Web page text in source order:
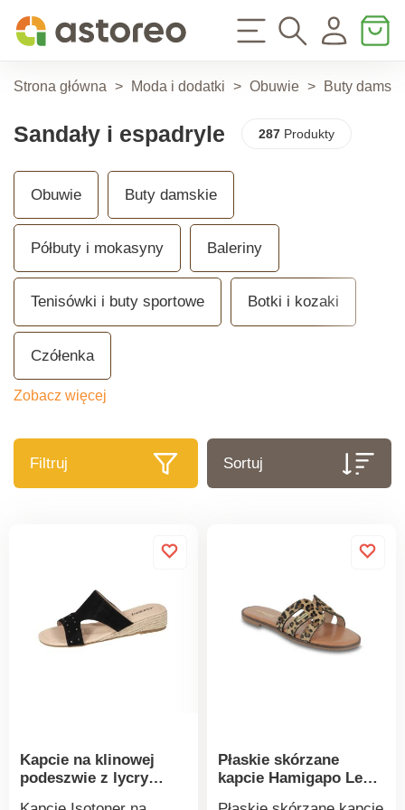
Strona główna > Moda i dodatki > Obuwie > Buty
Sandały i espadryle 287Produkty
Obuwie Buty damskie
Półbuty i mokasyny Baleriny
Tenisówki i buty sportowe Botki i kozaki
Czółenka
Zobacz więcej
Filtruj Sortuj
Kapcie na klinowej
podeszwie z lycry
Płaskie skórzane
kapcie Hamigapo Les